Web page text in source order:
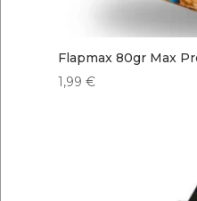
Flapmax 80gr Max
1,99 €